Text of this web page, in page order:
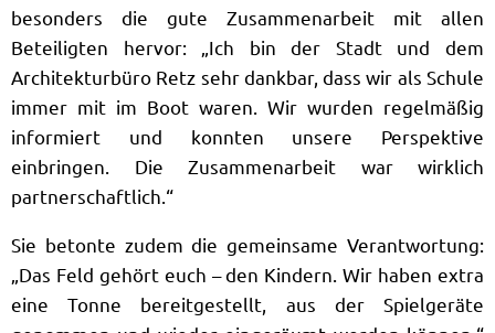
besonders die gute Zusammenarbeit mit allen
Beteiligten hervor: „Ich bin der Stadt und dem
Architekturbüro Retz sehr dankbar, dass wir als Schule
immer mit im Boot waren. Wir wurden regelmäßig
informiert und konnten unsere Perspektive
einbringen. Die Zusammenarbeit war wirklich
partnerschaftlich.“
Sie betonte zudem die gemeinsame Verantwortung:
„Das Feld gehört euch – den Kindern. Wir haben extra
eine Tonne bereitgestellt, aus der Spielgeräte